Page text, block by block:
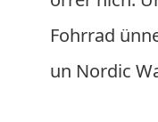
Fohrrad
un Nordic